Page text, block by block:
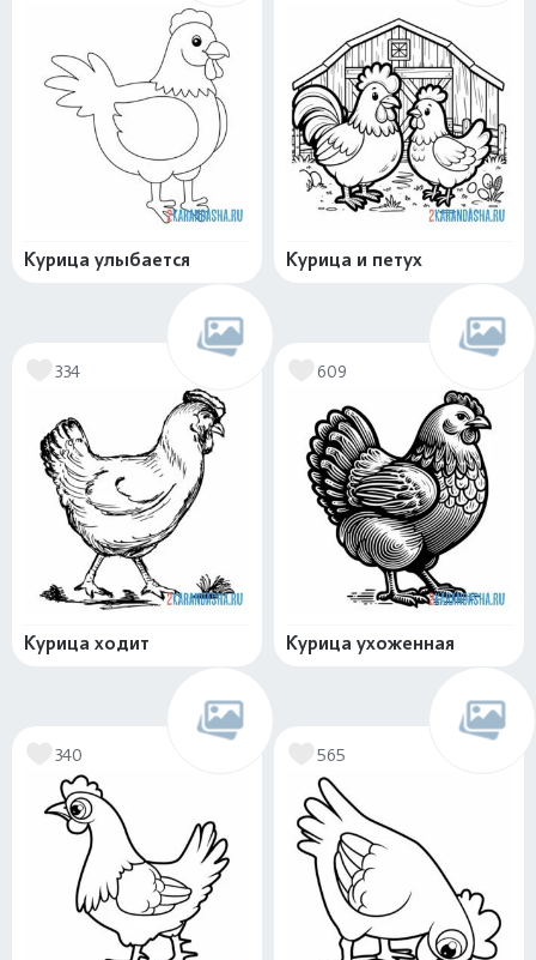
Курица улыбается Курица и петух
334
Курица ходит
609
Курица ухоженная
340 565